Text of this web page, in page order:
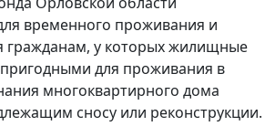
временного проживания и
гражданам, у которых жилищные
для проживания в
многоквартирного дома
сносу или реконструкции.